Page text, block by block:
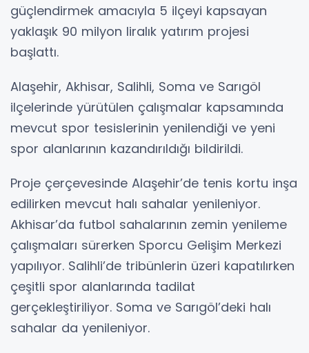
güçlendirmek amacıyla 5 ilçeyi kapsayan
yaklaşık 90 milyon liralık yatırım projesi
başlattı.
Alaşehir, Akhisar, Salihli, Soma ve Sarıgöl
ilçelerinde yürütülen çalışmalar kapsamında
mevcut spor tesislerinin yenilendiği ve yeni
spor alanlarının kazandırıldığı bildirildi.
Proje çerçevesinde Alaşehir’de tenis kortu inşa
edilirken mevcut halı sahalar yenileniyor.
Akhisar’da futbol sahalarının zemin yenileme
çalışmaları sürerken Sporcu Gelişim Merkezi
yapılıyor. Salihli’de tribünlerin üzeri kapatılırken
çeşitli spor alanlarında tadilat
gerçekleştiriliyor. Soma ve Sarıgöl’deki halı
sahalar da yenileniyor.